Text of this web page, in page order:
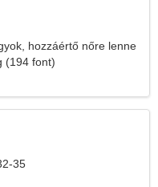
hozzáértő nőre lenne
(194 font)
35